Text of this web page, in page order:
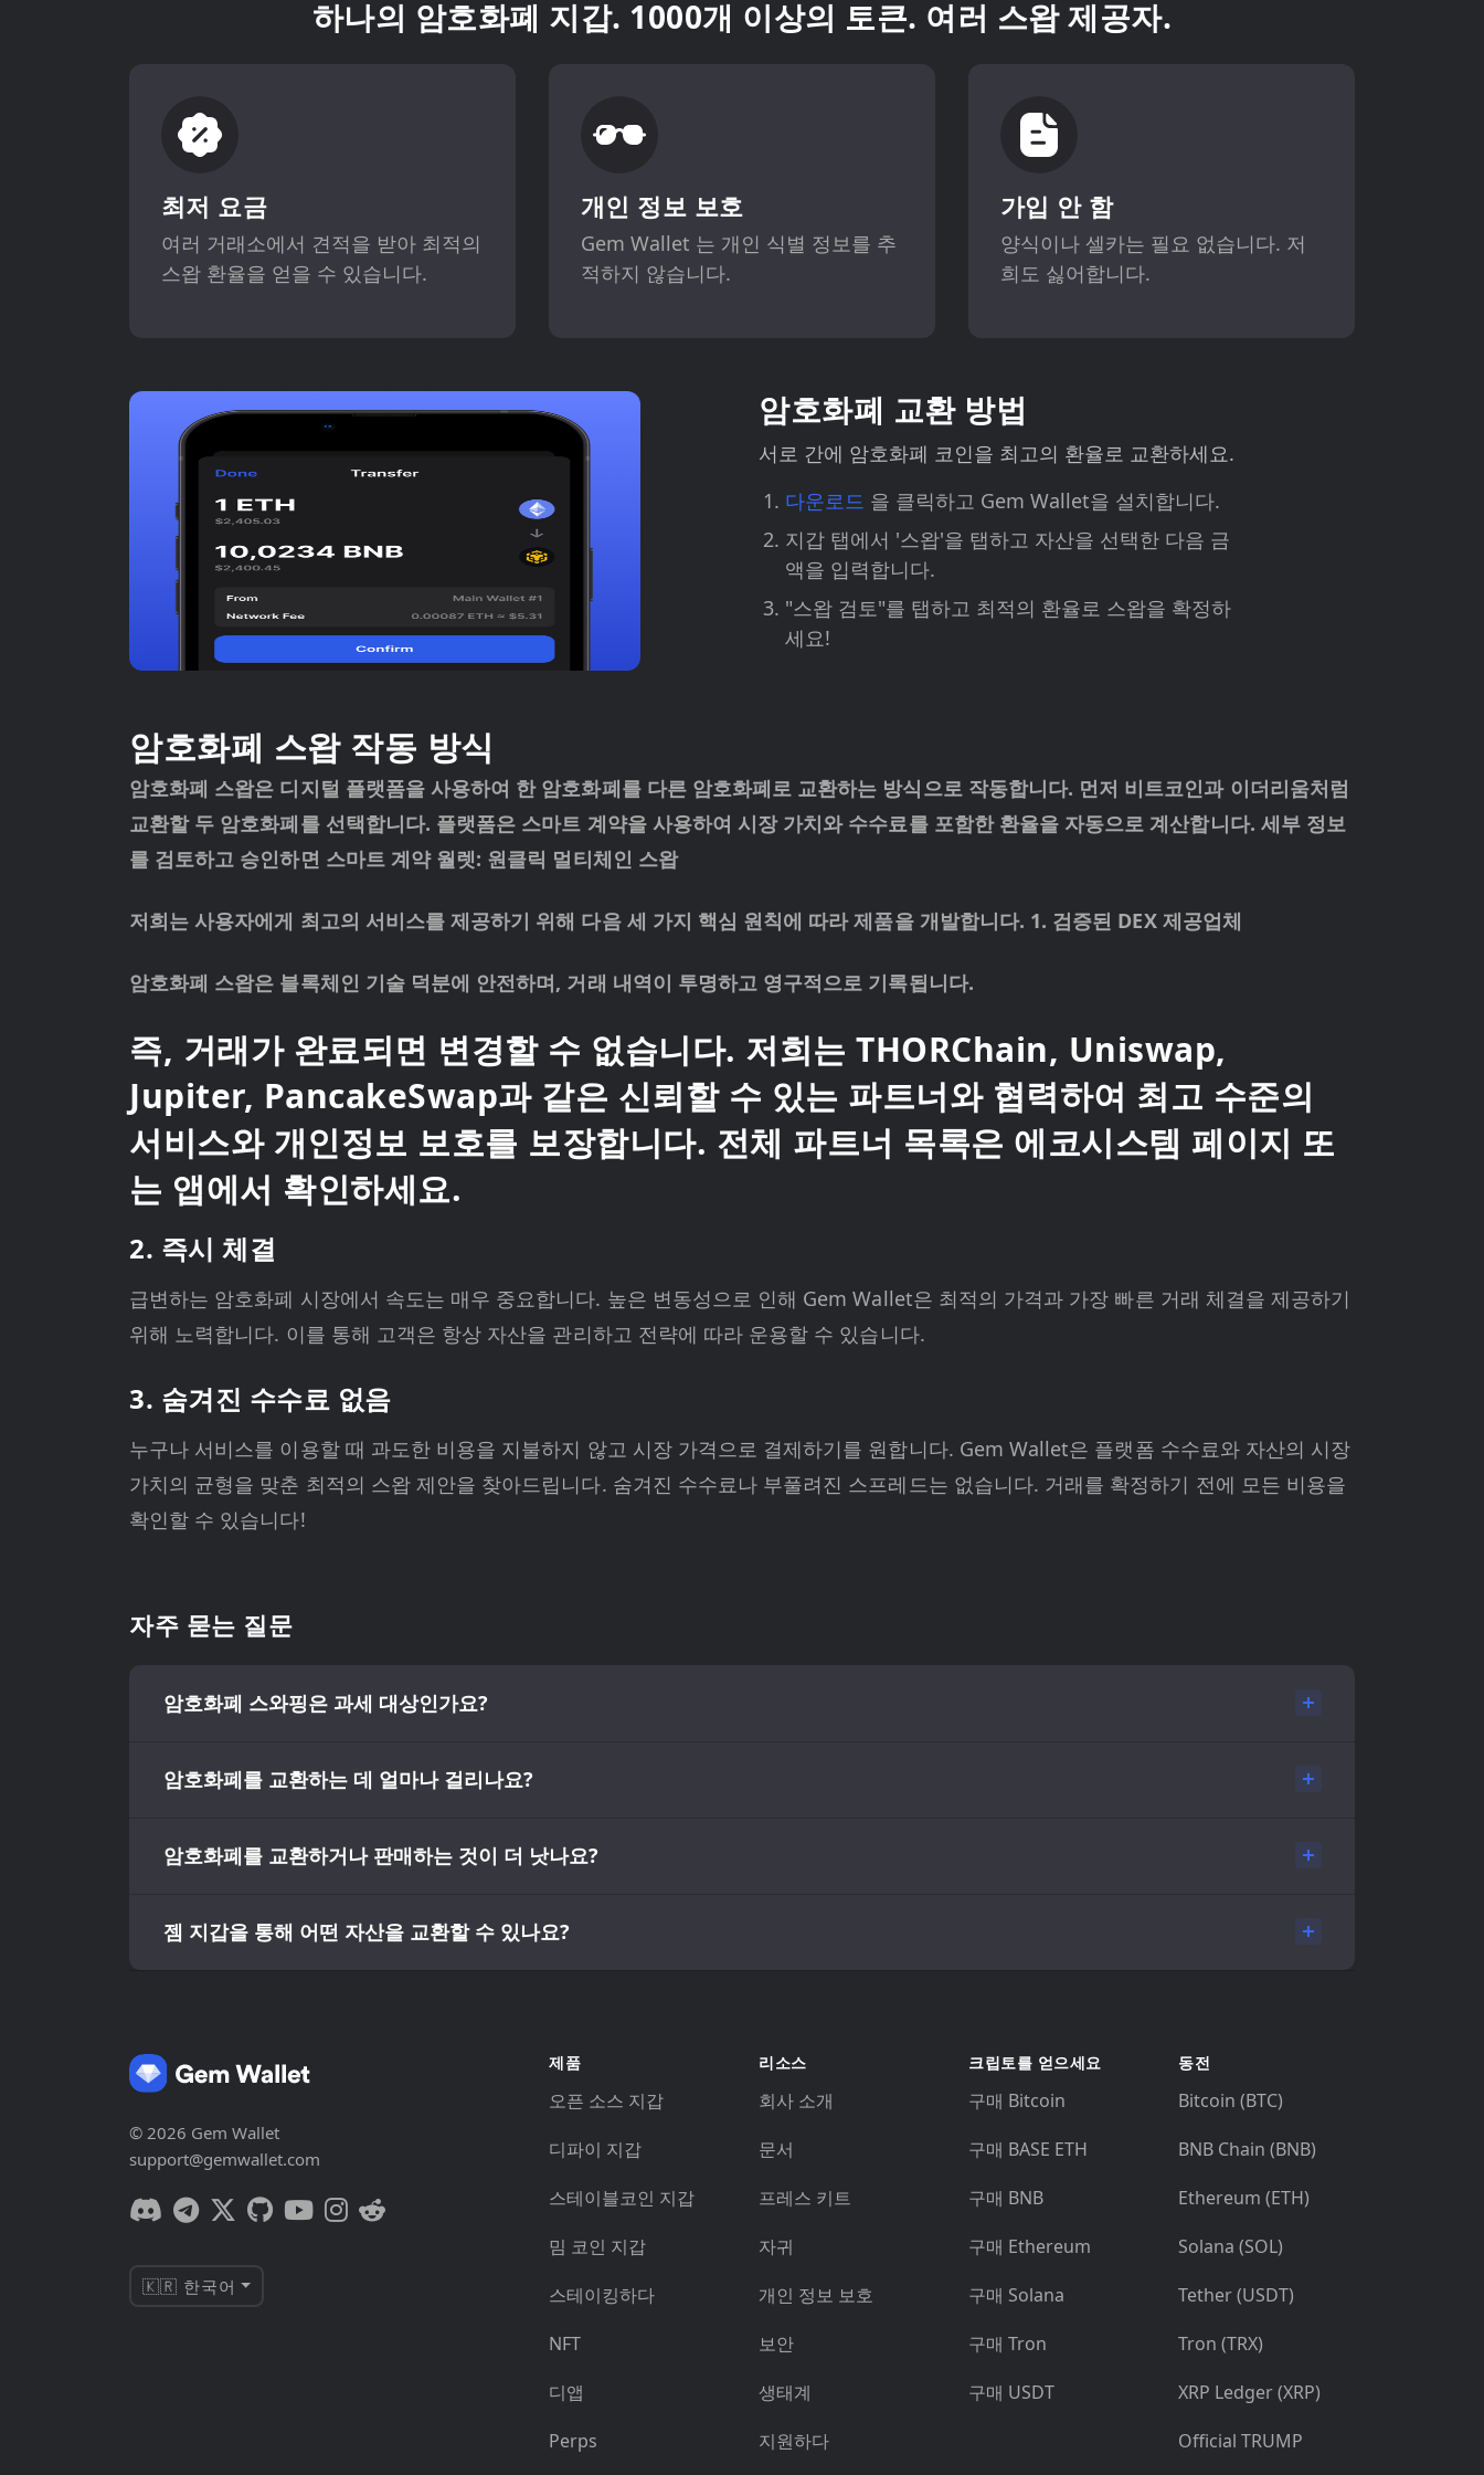
하나의 암호화폐 지갑. 1000개 이상의 토큰. 여러 스왑 제공자.
최저 요금
여러 거래소에서 견적을 받아 최적의
스왑 환율을 얻을 수 있습니다.
개인 정보 보호
Gem Wallet 는 개인 식별 정보를 추
적하지 않습니다.
가입 안 함
양식이나 셀카는 필요 없습니다. 저
희도 싫어합니다.
암호화폐 교환 방법
서로 간에 암호화폐 코인을 최고의 환율로 교환하세요.
다운로드 을 클릭하고 Gem Wallet을 설치합니다.
지갑 탭에서 '스왑'을 탭하고 자산을 선택한 다음 금
액을 입력합니다.
"스왑 검토"를 탭하고 최적의 환율로 스왑을 확정하
세요!
암호화폐 스왑 작동 방식
암호화폐 스왑은 디지털 플랫폼을 사용하여 한 암호화폐를 다른 암호화폐로 교환하는 방식으로 작동합니다. 먼저 비트코인과 이더리움처럼
교환할 두 암호화폐를 선택합니다. 플랫폼은 스마트 계약을 사용하여 시장 가치와 수수료를 포함한 환율을 자동으로 계산합니다. 세부 정보
를 검토하고 승인하면 스마트 계약 월렛: 원클릭 멀티체인 스왑
저희는 사용자에게 최고의 서비스를 제공하기 위해 다음 세 가지 핵심 원칙에 따라 제품을 개발합니다. 1. 검증된 DEX 제공업체
암호화폐 스왑은 블록체인 기술 덕분에 안전하며, 거래 내역이 투명하고 영구적으로 기록됩니다.
즉, 거래가 완료되면 변경할 수 없습니다. 저희는 THORChain, Uniswap,
Jupiter, PancakeSwap과 같은 신뢰할 수 있는 파트너와 협력하여 최고 수준의
서비스와 개인정보 보호를 보장합니다. 전체 파트너 목록은 에코시스템 페이지 또
는 앱에서 확인하세요.
2. 즉시 체결
급변하는 암호화폐 시장에서 속도는 매우 중요합니다. 높은 변동성으로 인해 Gem Wallet은 최적의 가격과 가장 빠른 거래 체결을 제공하기
위해 노력합니다. 이를 통해 고객은 항상 자산을 관리하고 전략에 따라 운용할 수 있습니다.
3. 숨겨진 수수료 없음
누구나 서비스를 이용할 때 과도한 비용을 지불하지 않고 시장 가격으로 결제하기를 원합니다. Gem Wallet은 플랫폼 수수료와 자산의 시장
가치의 균형을 맞춘 최적의 스왑 제안을 찾아드립니다. 숨겨진 수수료나 부풀려진 스프레드는 없습니다. 거래를 확정하기 전에 모든 비용을
확인할 수 있습니다!
자주 묻는 질문
암호화폐 스와핑은 과세 대상인가요?
암호화폐를 교환하는 데 얼마나 걸리나요?
암호화폐를 교환하거나 판매하는 것이 더 낫나요?
젬 지갑을 통해 어떤 자산을 교환할 수 있나요?
© 2026 Gem Wallet
support@gemwallet.com
🇰🇷 한국어
제품
오픈 소스 지갑
디파이 지갑
스테이블코인 지갑
밈 코인 지갑
스테이킹하다
NFT
디앱
Perps
리소스
회사 소개
문서
프레스 키트
자귀
개인 정보 보호
보안
생태계
지원하다
크립토를 얻으세요
구매 Bitcoin
구매 BASE ETH
구매 BNB
구매 Ethereum
구매 Solana
구매 Tron
구매 USDT
동전
Bitcoin (BTC)
BNB Chain (BNB)
Ethereum (ETH)
Solana (SOL)
Tether (USDT)
Tron (TRX)
XRP Ledger (XRP)
Official TRUMP